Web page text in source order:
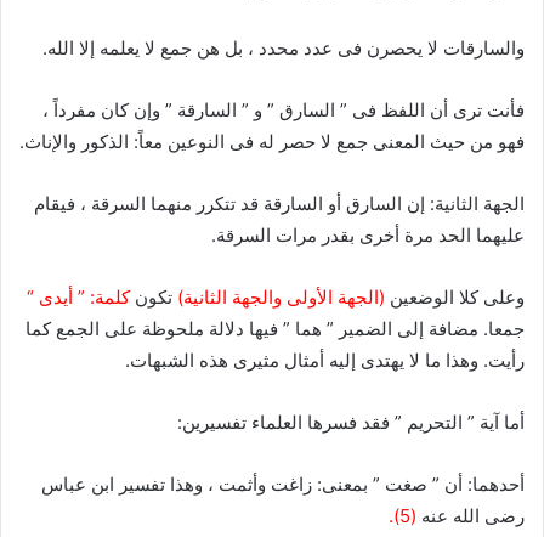
والسارقات لا يحصرن فى عدد محدد ، بل هن جمع لا يعلمه إلا الله.
فأنت ترى أن اللفظ فى ” السارق ” و ” السارقة ” وإن كان مفرداً ،
فهو من حيث المعنى جمع لا حصر له فى النوعين معاً: الذكور والإناث.
الجهة الثانية: إن السارق أو السارقة قد تتكرر منهما السرقة ، فيقام
عليهما الحد مرة أخرى بقدر مرات السرقة.
وعلى كلا الوضعين (الجهة الأولى والجهة الثانية) تكونكلمة: ” أيدى “
جمعا. مضافة إلى الضمير ” هما ” فيها دلالة ملحوظة على الجمع كما
رأيت. وهذا ما لا يهتدى إليه أمثال مثيرى هذه الشبهات.
أما آية ” التحريم ” فقد فسرها العلماء تفسيرين:
أحدهما: أن ” صغت ” بمعنى: زاغت وأثمت ، وهذا تفسير ابن عباس
رضى الله عنه (5).